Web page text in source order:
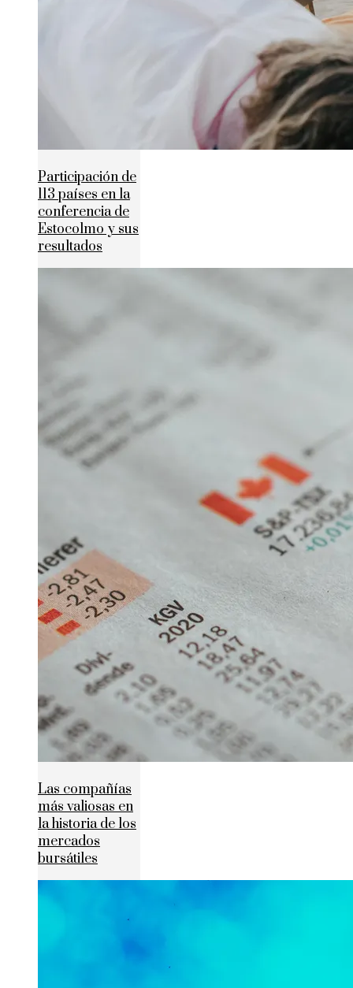
Participación de
113 países en la
conferencia de
Estocolmo y sus
resultados
Las compañías
más valiosas en
la historia de los
mercados
bursátiles